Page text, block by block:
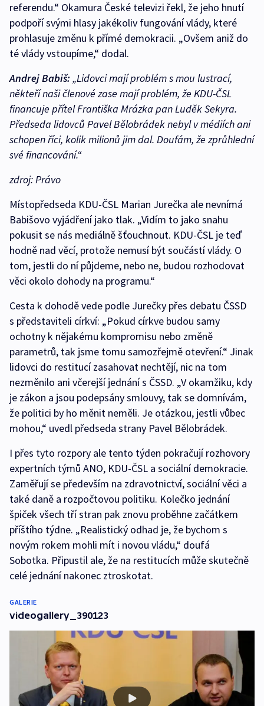
referendu.“ Okamura České televizi řekl, že jeho hnutí
podpoří svými hlasy jakékoliv fungování vlády, které
prohlasuje změnu k přímé demokracii. „Ovšem aniž do
té vlády vstoupíme,“ dodal.
Andrej Babiš: „Lidovci mají problém s mou lustrací,
někteří naši členové zase mají problém, že KDU-ČSL
financuje přítel Františka Mrázka pan Luděk Sekyra.
Předseda lidovců Pavel Bělobrádek nebyl v médiích ani
schopen říci, kolik milionů jim dal. Doufám, že zprůhlední
své financování.“
zdroj: Právo
Místopředseda KDU-ČSL Marian Jurečka ale nevnímá
Babišovo vyjádření jako tlak. „Vidím to jako snahu
pokusit se nás mediálně šťouchnout. KDU-ČSL je teď
hodně nad věcí, protože nemusí být součástí vlády. O
tom, jestli do ní půjdeme, nebo ne, budou rozhodovat
věci okolo dohody na programu.“
Cesta k dohodě vede podle Jurečky přes debatu ČSSD
s představiteli církví: „Pokud církve budou samy
ochotny k nějakému kompromisu nebo změně
parametrů, tak jsme tomu samozřejmě otevření.“ Jinak
lidovci do restitucí zasahovat nechtějí, nic na tom
nezměnilo ani včerejší jednání s ČSSD. „V okamžiku, kdy
je zákon a jsou podepsány smlouvy, tak se domnívám,
že politici by ho měnit neměli. Je otázkou, jestli vůbec
mohou,“ uvedl předseda strany Pavel Bělobrádek.
I přes tyto rozpory ale tento týden pokračují rozhovory
expertních týmů ANO, KDU-ČSL a sociální demokracie.
Zaměřují se především na zdravotnictví, sociální věci a
také daně a rozpočtovou politiku. Kolečko jednání
špiček všech tří stran pak znovu proběhne začátkem
příštího týdne. „Realistický odhad je, že bychom s
novým rokem mohli mít i novou vládu,“ doufá
Sobotka. Připustil ale, že na restitucích může skutečně
celé jednání nakonec ztroskotat.
GALERIE
videogallery_390123